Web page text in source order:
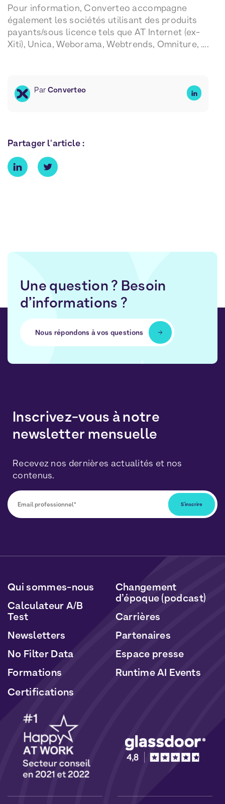
Pour information, Converteo accompagne
également les sociétés utilisant des produits
payants/sous licence tels que AT Internet (ex-
Xiti), Unica, Weborama, Webtrends, Omniture, ….
Par Converteo
Partager l'article :
Une question ? Besoin
d’informations ?
Nous répondons à vos questions
Inscrivez-vous à notre
newsletter mensuelle
Recevez nos dernières actualités et nos
contenus.
données seront traitées conformément à notre
et deCookies
Qui sommes-nous
Calculateur A/B
Test
Newsletters
No Filter Data
Formations
Changement
d’époque (podcast)
Carrières
Partenaires
Espace presse
Runtime AI Events
Certifications